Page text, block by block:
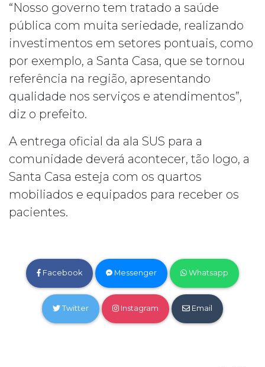
“Nosso governo tem tratado a saúde
pública com muita seriedade, realizando
investimentos em setores pontuais, como
por exemplo, a Santa Casa, que se tornou
referência na região, apresentando
qualidade nos serviços e atendimentos”,
diz o prefeito.
A entrega oficial da ala SUS para a
comunidade deverá acontecer, tão logo, a
Santa Casa esteja com os quartos
mobiliados e equipados para receber os
pacientes.
Facebook Messenger Whatsapp
Twitter Instagram Email